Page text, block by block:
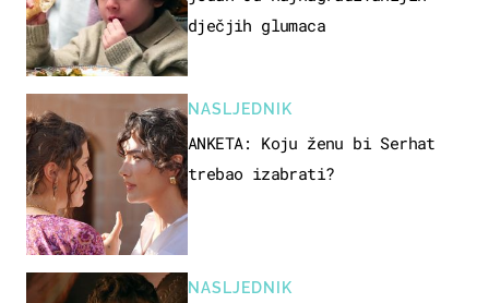
dječjih glumaca
NASLJEDNIK
ANKETA: Koju ženu bi Serhat
trebao izabrati?
NASLJEDNIK